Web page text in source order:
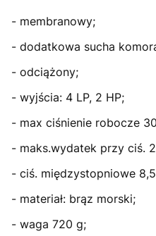
- membranowy;
- dodatkowa sucha
- odciążony;
- wyjścia: 4 LP, 2 HP;
- max ciśnienie robocze
- maks.wydatek przy ciś.
- ciś. międzystopniowe
- materiał: brąz morski;
- waga 720 g;